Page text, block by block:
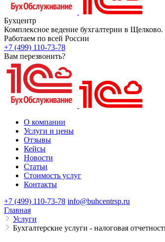
Бухцентр
Комплексное ведение бухгалтерии в Щелково.
Работаем по всей России
+7 (499) 110-73-78
Вам перезвонить?
О компании
Услуги и цены
Отзывы
Кейсы
Новости
Статьи
Стоимость услуг
Контакты
+7 (499) 110-73-78 info@buhcentrsp.ru
Главная
Услуги
Бухгалтерские услуги - налоговая